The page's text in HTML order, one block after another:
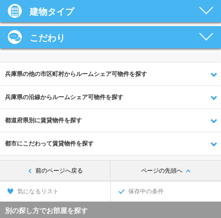
建物タイプ
こだわり
兵庫県の他の市区町村からルームシェア可物件を探す
兵庫県の沿線からルームシェア可物件を探す
都道府県別に賃貸物件を探す
都市にこだわって賃貸物件を探す
前のページへ戻る ページの先頭へ
気になるリスト 保存中の条件
別の探し方でお部屋を探す